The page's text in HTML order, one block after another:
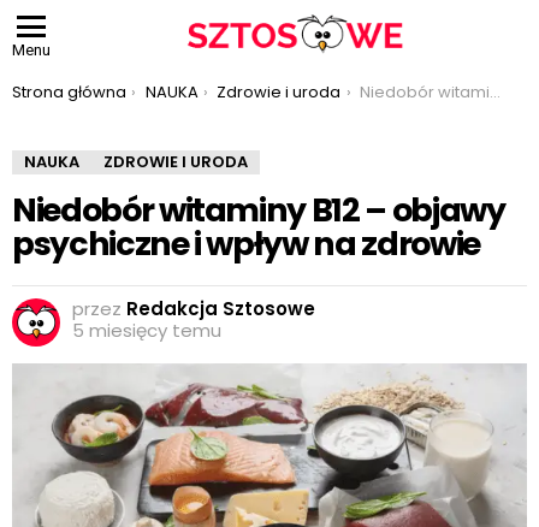
Menu
Jesteś tutaj:
Strona główna NAUKA Zdrowie i uroda Niedobór witaminy B12 – objawy psychiczne i wpływ na zdrowie
NAUKA ZDROWIE I URODA
Niedobór witaminy B12 – objawy
psychiczne i wpływ na zdrowie
przez Redakcja Sztosowe
5 miesięcy temu